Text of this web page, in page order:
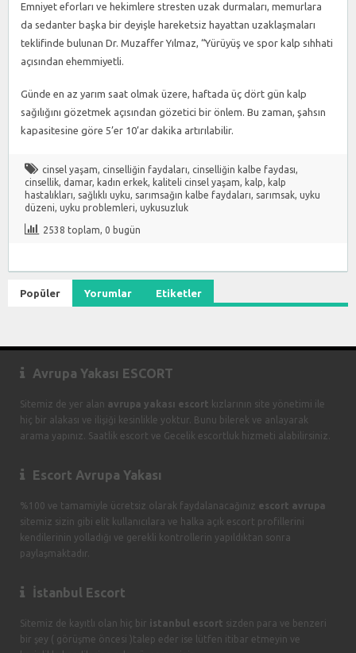
Emniyet eforları ve hekimlere stresten uzak durmaları, memurlara
da sedanter başka bir deyişle hareketsiz hayattan uzaklaşmaları
teklifinde bulunan Dr. Muzaffer Yılmaz, “Yürüyüş ve spor kalp sıhhati
açısından ehemmiyetli.
Günde en az yarım saat olmak üzere, haftada üç dört gün kalp
sağılığını gözetmek açısından gözetici bir önlem. Bu zaman, şahsın
kapasitesine göre 5’er 10’ar dakika artırılabilir.
cinsel yaşam, cinselliğin faydaları, cinselliğin kalbe faydası,
cinsellik, damar, kadın erkek, kaliteli cinsel yaşam, kalp, kalp
hastalıkları, sağlıklı uyku, sarımsağın kalbe faydaları, sarımsak, uyku
düzeni, uyku problemleri, uykusuzluk
2538 toplam, 0 bugün
Popüler Yorumlar Etiketler
Avrupa Yakası ESCORT
Sitemiz de yer alan avrupa yakası escort kızlarının site yönetimi ile
hiç bir alakası ve ilişiği kesinlikle yoktur. Bunu bilerek ve anlayarak
arama yapınız. Saatlik escort ve Gecelik escortluk hizmeti alabilirsiniz.
Escort Avrupa Yakası
%100 ve tamamiyle ücretsiz olarak faydalanacağınız escort avrupa
sitemiz sizin gibi elit kullanıcılara ve halka açık escort profillerini
kendilerinin yolladığı ve gerekli kontrollerin yapıldıktan sonra
paylaşmaktadır.
İstanbul Escort
Sitemiz de kayıtlı olan hiç bir istanbul escort sizden para ve benzeri
bir şey ( görüşme öncesi )talep eder ise lütfen itibar etmeyin ve